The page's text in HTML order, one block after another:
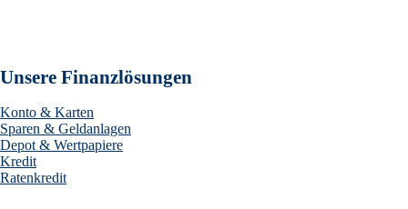
Unsere Finanzlösungen
Konto & Karten
Sparen & Geldanlagen
Depot & Wertpapiere
Kredit
Ratenkredit